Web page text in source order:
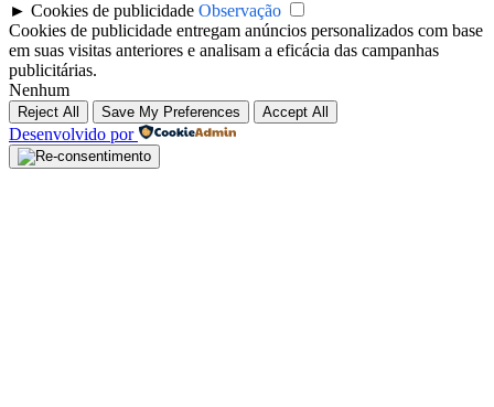
► Cookies de publicidade Observação
Cookies de publicidade entregam anúncios personalizados com base
em suas visitas anteriores e analisam a eficácia das campanhas
publicitárias.
Nenhum
Reject All Save My Preferences Accept All
Desenvolvido por